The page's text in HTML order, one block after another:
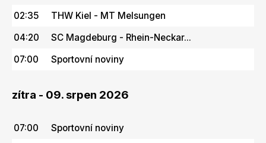
02:35
THW Kiel - MT Melsungen
04:20
SC Magdeburg - Rhein-Neckar...
07:00
Sportovní noviny
zítra - 09. srpen 2026
07:00
Sportovní noviny